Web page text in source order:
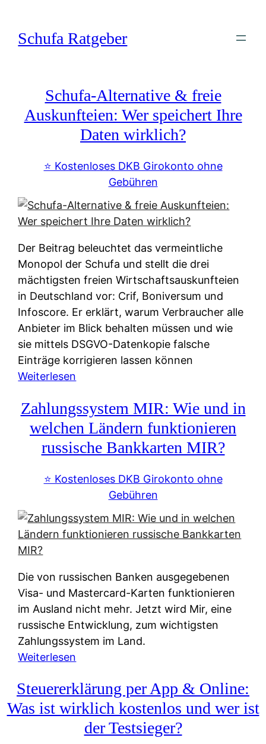
springen
Schufa Ratgeber
Schufa-Alternative & freie
Auskunfteien: Wer speichert Ihre
Daten wirklich?
⭐️ Kostenloses DKB Girokonto ohne
Gebühren
Der Beitrag beleuchtet das vermeintliche
Monopol der Schufa und stellt die drei
mächtigsten freien Wirtschaftsauskunfteien
in Deutschland vor: Crif, Boniversum und
Infoscore. Er erklärt, warum Verbraucher alle
Anbieter im Blick behalten müssen und wie
sie mittels DSGVO-Datenkopie falsche
Einträge korrigieren lassen können
Weiterlesen
c
h
u
f
-
l
t
n
a
t
i
v
e
&
f
r
Zahlungssystem MIR: Wie und in
welchen Ländern funktionieren
russische Bankkarten MIR?
⭐️ Kostenloses DKB Girokonto ohne
Gebühren
Die von russischen Banken ausgegebenen
Visa- und Mastercard-Karten funktionieren
im Ausland nicht mehr. Jetzt wird Mir, eine
russische Entwicklung, zum wichtigsten
Zahlungssystem im Land.
Weiterlesen
a
h
Steuererklärung per App & Online:
Was ist wirklich kostenlos und wer ist
der Testsieger?